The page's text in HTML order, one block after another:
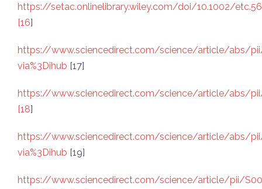
https://setac.onlinelibrary.wiley.com/doi/10.1002/
[16]
https://www.sciencedirect.com/science/article/abs/
via%3Dihub [17]
https://www.sciencedirect.com/science/article/abs/
[18]
https://www.sciencedirect.com/science/article/abs/
via%3Dihub [19]
https://www.sciencedirect.com/science/article/pii/